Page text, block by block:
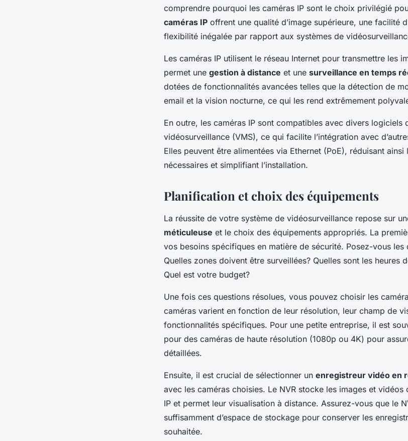
comprendre pourquoi les caméras IP sont le choix privilégié
caméras IP offrent une qualité d’image supérieure, une facilité
flexibilité inégalée par rapport aux systèmes de
Les caméras IP utilisent le réseau Internet pour transmettre les
permet une gestion à distance et une surveillance en temps
dotées de fonctionnalités avancées telles que la détection de
email et la vision nocturne, ce qui les rend extrêmement
En outre, les caméras IP sont compatibles avec divers logiciels
vidéosurveillance (VMS), ce qui facilite l’intégration avec
Elles peuvent être alimentées via Ethernet (PoE), réduisant
nécessaires et simplifiant l’installation.
Planification et choix des équipements
La réussite de votre système de vidéosurveillance repose sur
méticuleuse et le choix des équipements appropriés. La
vos besoins spécifiques en matière de sécurité. Posez-vous les
Quelles zones doivent être surveillées? Quelles sont les heures
Quel est votre budget?
Une fois ces questions résolues, vous pouvez choisir les
caméras varient en fonction de leur résolution, leur champ de
fonctionnalités spécifiques. Pour une petite entreprise, il est
pour des caméras de haute résolution (1080p ou 4K) pour
détaillées.
Ensuite, il est crucial de sélectionner un enregistreur vidéo en
avec les caméras choisies. Le NVR stocke les images et vidéos
IP et permet leur visualisation à distance. Assurez-vous que le
suffisamment d’espace de stockage pour conserver les
souhaitée.